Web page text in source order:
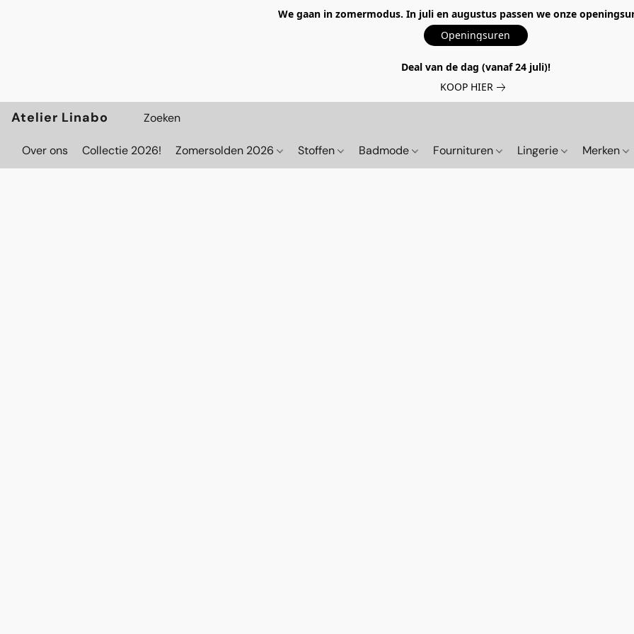
We gaan in zomermodus. In juli en augustus passen we onze
Openingsuren
Deal van de dag (vanaf 24 juli)!
KOOP HIER
Atelier Linabo
Over ons Collectie 2026! Zomersolden 2026 Stoffen Badmode Fournituren Lingerie Merken